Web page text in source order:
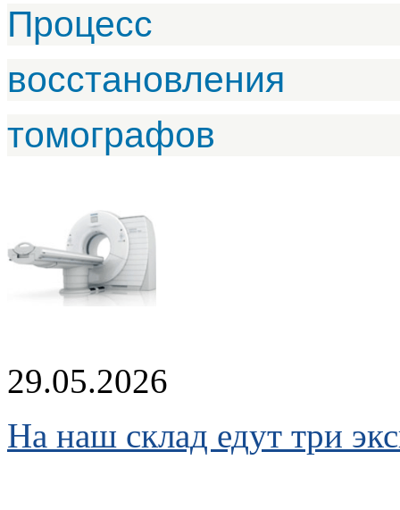
Процесс
восстановления
томографов
29.05.2026
На наш склад едут три